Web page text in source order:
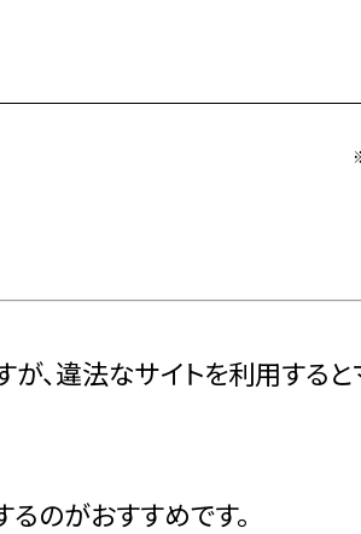
、違法なサイトを利用する
のがおすすめです。